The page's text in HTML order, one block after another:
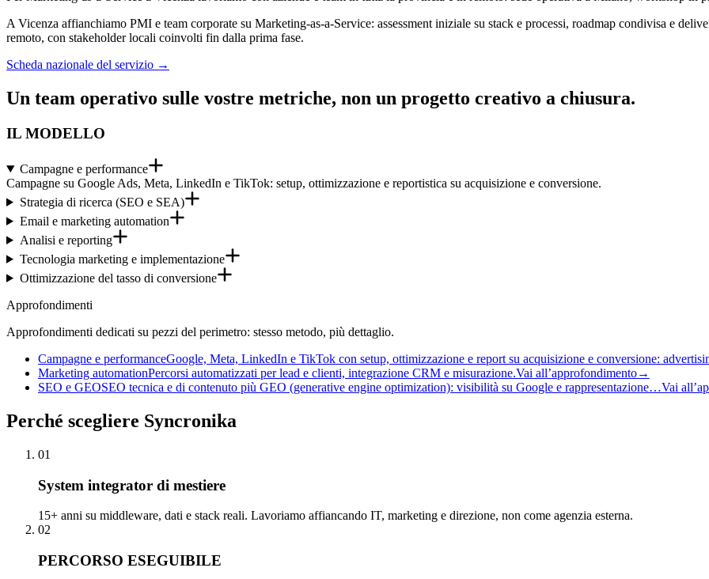
A Vicenza affianchiamo PMI e team corporate su Marketing-as-a-Service: assessment iniziale su stack e processi, roadmap condivisa e
remoto, con stakeholder locali coinvolti fin dalla prima fase.
Scheda nazionale del servizio →
Un team operativo sulle vostre metriche, non un progetto creativo a chiusura.
IL MODELLO
Campagne e performance
Campagne su Google Ads, Meta, LinkedIn e TikTok: setup, ottimizzazione e reportistica su acquisizione e conversione.
Strategia di ricerca (SEO e SEA)
Email e marketing automation
Analisi e reporting
Tecnologia marketing e implementazione
Ottimizzazione del tasso di conversione
Approfondimenti
Approfondimenti dedicati su pezzi del perimetro: stesso metodo, più dettaglio.
Campagne e performanceGoogle, Meta, LinkedIn e TikTok con setup, ottimizzazione e report su acquisizione e conversione:
Marketing automationPercorsi automatizzati per lead e clienti, integrazione CRM e misurazione.Vai all’approfondimento→
SEO e GEOSEO tecnica e di contenuto più GEO (generative engine optimization): visibilità su Google e rappresentazione…Vai
Perché scegliere Syncronika
01
System integrator di mestiere
15+ anni su middleware, dati e stack reali. Lavoriamo affiancando IT, marketing e direzione, non come agenzia esterna.
02
PERCORSO ESEGUIBILE